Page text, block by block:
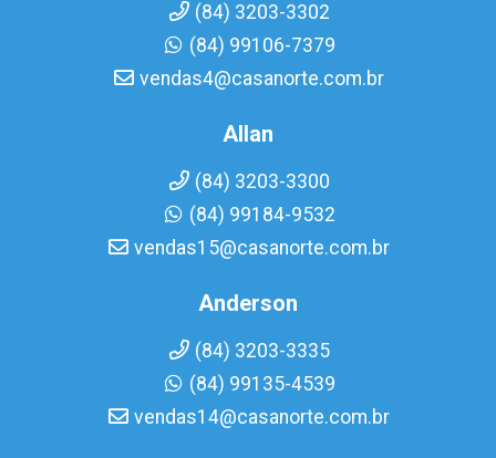
(84) 3203-3302
(84) 99106-7379
vendas4@casanorte.com.br
Allan
(84) 3203-3300
(84) 99184-9532
vendas15@casanorte.com.br
Anderson
(84) 3203-3335
(84) 99135-4539
vendas14@casanorte.com.br